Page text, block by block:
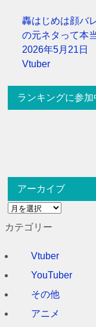
轟はじめは顔バ
の元ネタって本
2026年5月21日
Vtuber
ランキングに参加
アーカイブ
ア
ー
カテゴリー
Vtuber
YouTuber
その他
アニメ